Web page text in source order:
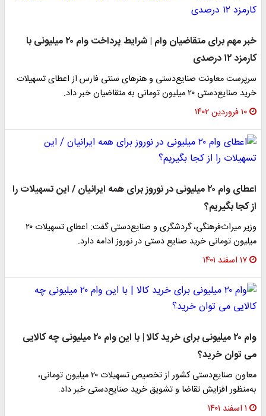
خبر مهم برای متقاضیان وام | شرایط پرداخت وام ۲۰ میلیونی با
کارمزد ۱۲ درصدی
سرپرست معاونت صنایع‌دستی و هنرهای سنتی فارس از اعطای تسهیلات
خرید صنایع‌دستی ۲۰ میلیون تومانی به متقاضیان خبر داد.
۱۰ فروردین ۱۴۰۲
اعطای وام ۲۰ میلیونی در نوروز برای همه ایرانیان / این تسهیلات را
از کجا بگیریم؟
وزیر میراث‌فرهنگی، گردشگری و صنایع‌دستی گفت: اعطای تسهیلات ۲۰
میلیون تومانی خرید صنایع‌ دستی در نوروز ادامه دارد.
۱۷ اسفند ۱۴۰۱
وام ۲۰ میلیونی برای خرید کالا | با این وام ۲۰ میلیونی چه کالایی
می توان خرید؟
معاون صنایع‌دستی کشور از تخصیص تسهیلات ۲۰ میلیون تومانی،
به‌منظور افزایش تقاضا و تشویق خرید صنایع‌دستی خبر داد.
۱ اسفند ۱۴۰۱